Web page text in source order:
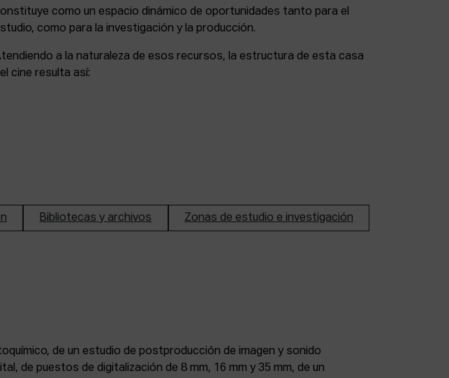
como un espacio dinámico de oportunidades tanto para el
como para la investigación y la producción.
a la naturaleza de esos recursos, la estructura de esta casa
cine resulta así:
Bibliotecas y archivos Zonas de estudio e investigación